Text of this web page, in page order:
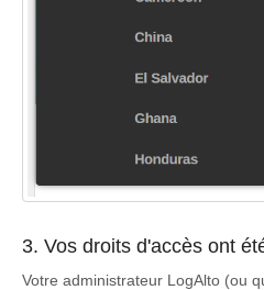
3. Vos droits d'accès ont
Votre administrateur LogAlto (ou